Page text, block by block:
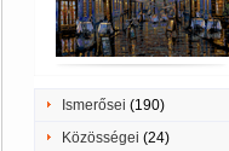
Ismerősei (190)
Közösségei (24)